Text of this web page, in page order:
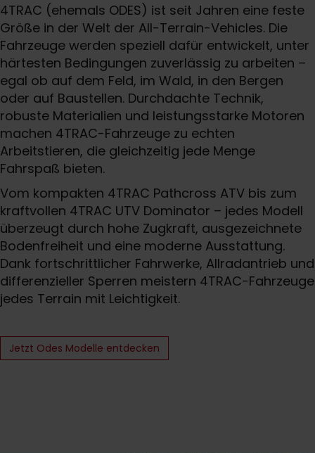
4TRAC (ehemals ODES) ist seit Jahren eine feste
Größe in der Welt der All-Terrain-Vehicles. Die
Fahrzeuge werden speziell dafür entwickelt, unter
härtesten Bedingungen zuverlässig zu arbeiten –
egal ob auf dem Feld, im Wald, in den Bergen
oder auf Baustellen. Durchdachte Technik,
robuste Materialien und leistungsstarke Motoren
machen 4TRAC-Fahrzeuge zu echten
Arbeitstieren, die gleichzeitig jede Menge
Fahrspaß bieten.
Vom kompakten 4TRAC Pathcross ATV bis zum
kraftvollen 4TRAC UTV Dominator – jedes Modell
überzeugt durch hohe Zugkraft, ausgezeichnete
Bodenfreiheit und eine moderne Ausstattung.
Dank fortschrittlicher Fahrwerke, Allradantrieb und
differenzieller Sperren meistern 4TRAC-Fahrzeuge
jedes Terrain mit Leichtigkeit.
Jetzt Odes Modelle entdecken